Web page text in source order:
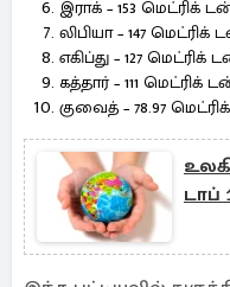
இராக் – 153 மெட்ரிக்
லிபியா – 147 மெட்ரிக்
எகிப்து – 127 மெட்ரிக்
கத்தார் – 111 மெட்ரிக்
குவைத் – 78.97
டாப்